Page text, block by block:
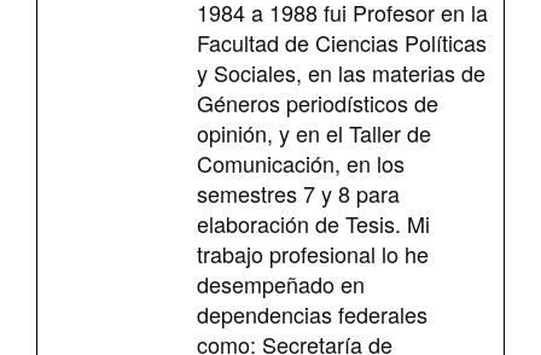
1984 a 1988 fui Profesor en la
Facultad de Ciencias Políticas
y Sociales, en las materias de
Géneros periodísticos de
opinión, y en el Taller de
Comunicación, en los
semestres 7 y 8 para
elaboración de Tesis. Mi
trabajo profesional lo he
desempeñado en
dependencias federales
como: Secretaría de